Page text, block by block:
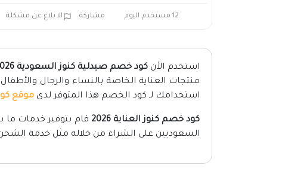
12 مستخدم اليوم مشاركة الابلاغ عن مشكلة
استخدم الأن كود خصم صيدلية كنوز السعودية
استخدامك لـ كود الخصم هذا المتوفر لدى موقع
كود خصم كنوز العناية 2026
قام بتوفير خدمات ما
السعوديين على الشراء من خلاله مثل خدمة